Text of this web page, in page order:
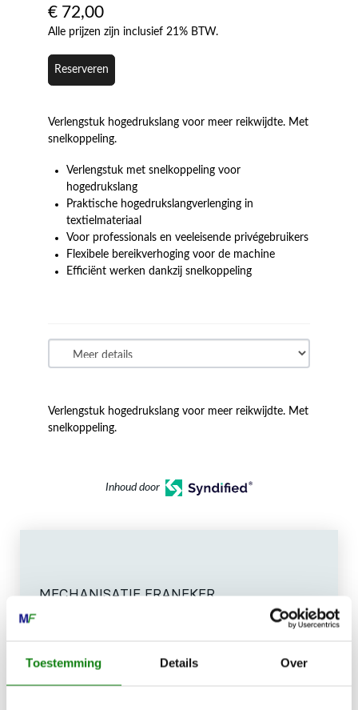
Toestemming Details Over
€ 72,00
Alle prijzen zijn inclusief 21% BTW.
Reserveren
Verlengstuk hogedrukslang voor meer reikwijdte. Met
snelkoppeling.
Verlengstuk met snelkoppeling voor
hogedrukslang
Praktische hogedrukslangverlenging in
textielmateriaal
Voor professionals en veeleisende privégebruikers
Flexibele bereikverhoging voor de machine
Efficiënt werken dankzij snelkoppeling
Verlengstuk hogedrukslang voor meer reikwijdte. Met
snelkoppeling.
Inhoud door
MECHANISATIE FRANEKER
0517-396800